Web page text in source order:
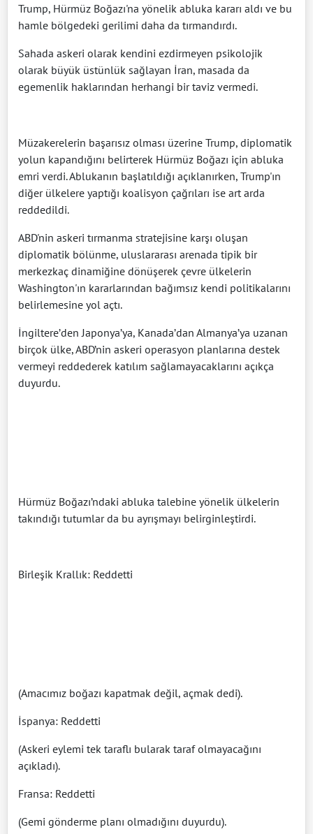
Trump, Hürmüz Boğazı'na yönelik abluka kararı aldı ve bu
hamle bölgedeki gerilimi daha da tırmandırdı.
Sahada askeri olarak kendini ezdirmeyen psikolojik
olarak büyük üstünlük sağlayan İran, masada da
egemenlik haklarından herhangi bir taviz vermedi.
Müzakerelerin başarısız olması üzerine Trump, diplomatik
yolun kapandığını belirterek Hürmüz Boğazı için abluka
emri verdi. Ablukanın başlatıldığı açıklanırken, Trump'ın
diğer ülkelere yaptığı koalisyon çağrıları ise art arda
reddedildi.
ABD'nin askeri tırmanma stratejisine karşı oluşan
diplomatik bölünme, uluslararası arenada tipik bir
merkezkaç dinamiğine dönüşerek çevre ülkelerin
Washington'ın kararlarından bağımsız kendi politikalarını
belirlemesine yol açtı.
İngiltere’den Japonya’ya, Kanada’dan Almanya’ya uzanan
birçok ülke, ABD’nin askeri operasyon planlarına destek
vermeyi reddederek katılım sağlamayacaklarını açıkça
duyurdu.
Hürmüz Boğazı’ndaki abluka talebine yönelik ülkelerin
takındığı tutumlar da bu ayrışmayı belirginleştirdi.
Birleşik Krallık: Reddetti
(Amacımız boğazı kapatmak değil, açmak dedi).
İspanya: Reddetti
(Askeri eylemi tek taraflı bularak taraf olmayacağını
açıkladı).
Fransa: Reddetti
(Gemi gönderme planı olmadığını duyurdu).